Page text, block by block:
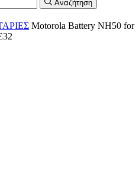
Αναζήτηση
Motorola Battery NH50 for